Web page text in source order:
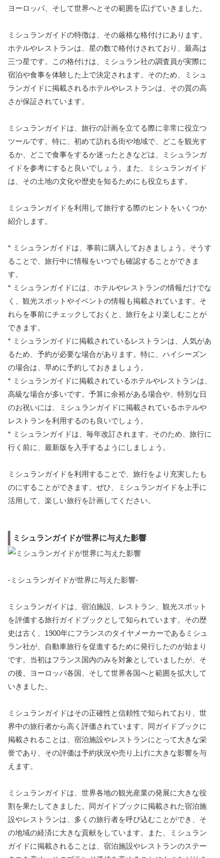
ヨーロッパ、そして世界へとその範囲を広げていきました。
ミシュランガイドの特徴は、その厳格な格付けにあります。
ホテルやレストランは、星の数で格付けされており、最高は
三つ星です。この格付けは、ミシュラン社の調査員が実際に
宿泊や食事を体験した上で決定されます。そのため、ミシュ
ランガイドに掲載されるホテルやレストランは、その質の高
さが保証されています。
ミシュランガイドは、旅行の計画を立てる際に非常に役立つ
ツールです。特に、初めて訪れる街や地域で、どこを観光す
るか、どこで食事をするか迷ったときなどは、ミシュランガ
イドを参考にすると良いでしょう。また、ミシュランガイド
は、その土地の文化や歴史を知るためにも役立ちます。
ミシュランガイドを利用して旅行する際のヒントをいくつか
紹介します。
* ミシュランガイドは、事前に購入しておきましょう。そうす
ることで、旅行中に情報をいつでも確認することができま
す。
* ミシュランガイドには、ホテルやレストランの情報だけでな
く、観光スポットやイベントの情報も掲載されています。そ
れらを事前にチェックしておくと、旅行をより楽しむことが
できます。
* ミシュランガイドに掲載されているレストランは、人気があ
るため、予約が必要な場合があります。特に、ハイシーズン
の場合は、早めに予約しておきましょう。
* ミシュランガイドに掲載されているホテルやレストランは、
高級な場合が多いです。予算に余裕がある場合や、特別な日
のお祝いには、ミシュランガイドに掲載されているホテルや
レストランを利用するのも良いでしょう。
* ミシュランガイドは、毎年改訂されます。そのため、旅行に
行く前に、最新版を入手するようにしましょう。
ミシュランガイドを利用することで、旅行をより充実したも
のにすることができます。ぜひ、ミシュランガイドを上手に
活用して、楽しい旅行を計画してください。
ミシュランガイドが世界に与えた影響
-ミシュランガイドが世界に与えた影響-
ミシュランガイドは、宿泊施設、レストラン、観光スポット
を評価する旅行ガイドブックとして知られています。その歴
史は古く、1900年にフランスのタイヤメーカーであるミシュ
ラン社が、自動車旅行を促進するために発行したのが始まり
です。当初はフランス国内のみを対象としていましたが、そ
の後、ヨーロッパ各国、そして世界各国へと範囲を拡大して
いきました。
ミシュランガイドはその正確性と信頼性で知られており、世
界中の旅行者から高く評価されています。同ガイドブックに
掲載されることは、宿泊施設やレストランにとって大きな栄
誉であり、その評価は予約状況や売り上げに大きな影響を与
えます。
ミシュランガイドは、世界各地の観光産業の発展に大きな役
割を果たしてきました。同ガイドブックに掲載された宿泊施
設やレストランは、多くの旅行者を呼び込むことができ、そ
の地域の経済に大きな貢献をしています。また、ミシュラン
ガイドに掲載されることは、宿泊施設やレストランのステー